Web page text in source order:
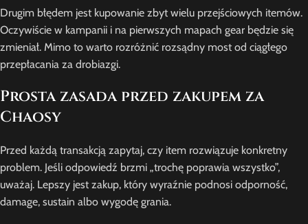
Drugim błędem jest kupowanie zbyt wielu przejściowych itemów.
Oczywiście w kampanii i na pierwszych mapach gear będzie się
zmieniał. Mimo to warto rozróżnić rozsądny most od ciągłego
przepłacania za drobiazgi.
Prosta zasada przed zakupem za
Chaosy
Przed każdą transakcją zapytaj, czy item rozwiązuje konkretny
problem. Jeśli odpowiedź brzmi „trochę poprawia wszystko”,
uważaj. Lepszy jest zakup, który wyraźnie podnosi odporność,
damage, sustain albo wygodę grania.